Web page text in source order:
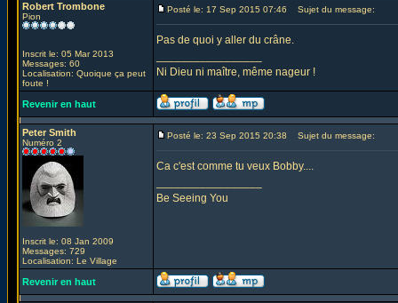
Robert Trombone
Pion
Inscrit le: 05 Mar 2013
Messages: 60
Localisation: Quoique ça peut
foute !
Posté le: 17 Sep 2015 07:46 Sujet du message:
Pas de quoi y aller du crâne.
Ni Dieu ni maître, même nageur !
Revenir en haut
Peter Smith
Numéro 2
Inscrit le: 08 Jan 2009
Messages: 729
Localisation: Le Village
Posté le: 23 Sep 2015 20:38 Sujet du message:
Ca c'est comme tu veux Bobby....
Be Seeing You
Revenir en haut